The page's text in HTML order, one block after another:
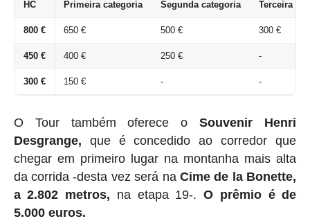
HC Primeira categoria Segunda categoria Terceira
800 € 650 € 500 € 300 €
450 € 400 € 250 € -
300 € 150 € - -
O Tour também oferece oSouvenir Henri
Desgrange, que é concedido ao corredor que
chegar em primeiro lugar na montanha mais alta
da corrida -desta vez será naCime de la Bonette,
a 2.802 metros, na etapa 19-.O prêmio é de
5.000 euros.